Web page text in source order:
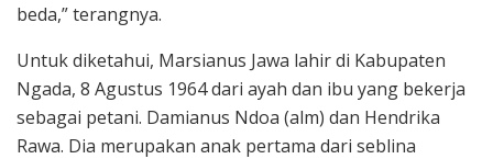
beda,” terangnya.
Untuk diketahui, Marsianus Jawa lahir di Kabupaten
Ngada, 8 Agustus 1964 dari ayah dan ibu yang bekerja
sebagai petani. Damianus Ndoa (alm) dan Hendrika
Rawa. Dia merupakan anak pertama dari seblina